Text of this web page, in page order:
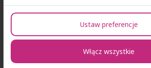
Ustaw preferencje
Włącz wszystkie